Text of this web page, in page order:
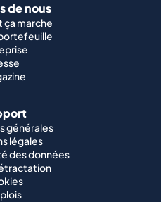
de nous
marche
générales
légales
des données